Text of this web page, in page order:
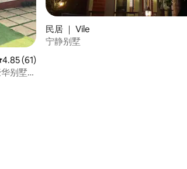
均评分 4.85 分（满分 5 分），共 61 条评价
4.85 (61)
别墅，
民居 ｜ Vile
宁静别墅